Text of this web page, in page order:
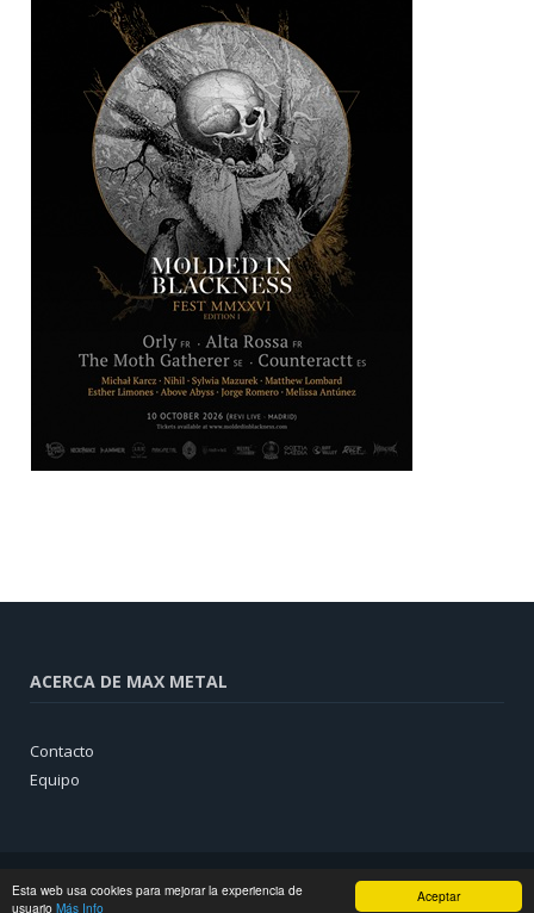
Aceptar
Esta web usa cookies para mejorar la experiencia de
usuario Más Info
ACERCA DE MAX METAL
Contacto
Equipo